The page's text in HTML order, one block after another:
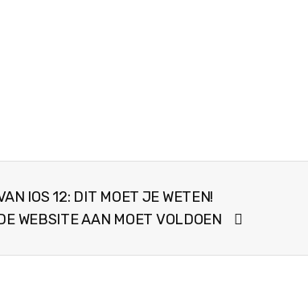
IOS 12: DIT MOET JE WETEN!
WEBSITE AAN MOET VOLDOEN